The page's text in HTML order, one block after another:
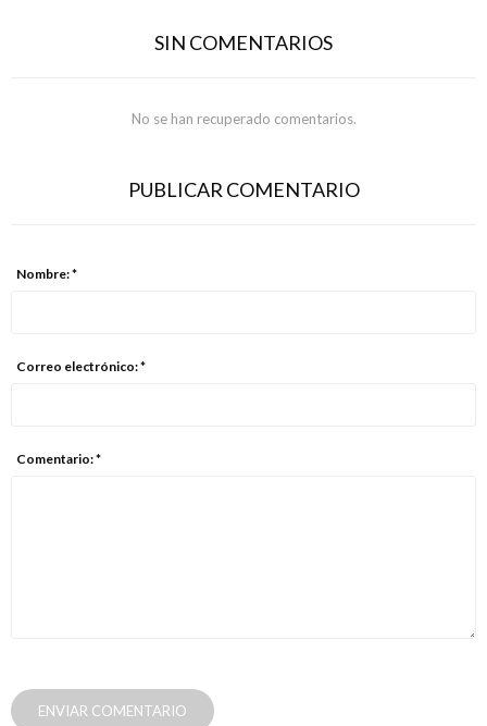
SIN COMENTARIOS
No se han recuperado comentarios.
PUBLICAR COMENTARIO
Nombre: *
Correo electrónico: *
Comentario: *
ENVIAR COMENTARIO